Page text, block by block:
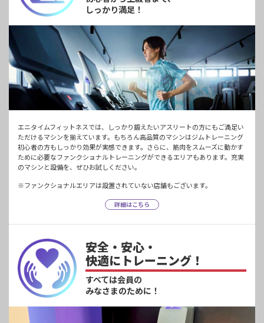
しっかり満足！
エニタイムフィットネスでは、しっかり鍛えたいアスリートの方にもご満足い
ただけるマシンを揃えています。もちろん高品質のマシンはジムトレーニング
初心者の方もしっかり効果が実感できます。さらに、筋肉をスムーズに動かす
ために必要なファンクショナルトレーニングができるエリアもあります。充実
のマシンと設備を、ぜひお試しください。
※ファンクショナルエリアは設置されていない店舗もございます。
詳細はこちら
安全・安心・
快適にトレーニング！
すべては会員の
みなさまのために！